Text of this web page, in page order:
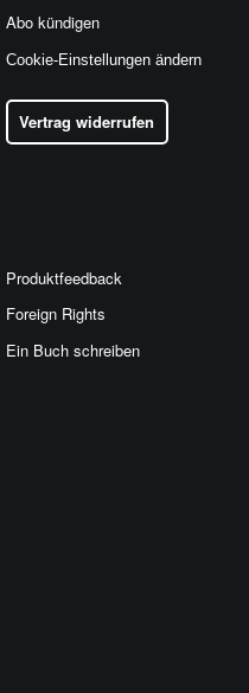
Produktfeedback
Foreign Rights
Ein Buch schreiben
Abo kündigen
Cookie-Einstellungen ändern
Vertrag widerrufen